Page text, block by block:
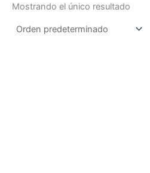
Mostrando el único resultado